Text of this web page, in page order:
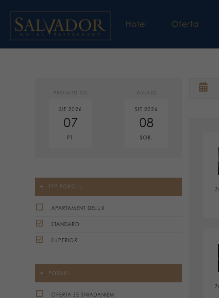
Hotel Oferta
PRZYJAZD OD
SIE 2026
07
PT.
WYJAZD
SIE 2026
08
SOB.
TYP POKOJU
APARTAMENT DELUX
STANDARD
SUPERIOR
POSIŁKI
OFERTA ZE ŚNIADANIEM